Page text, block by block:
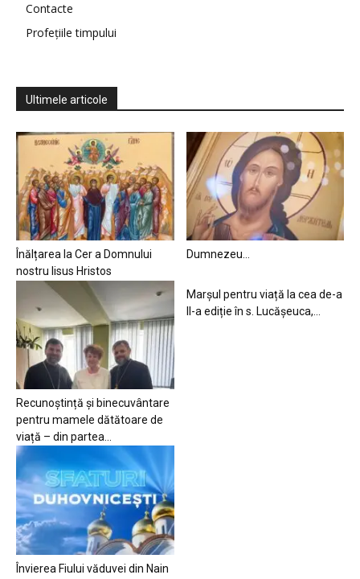
Contacte
Profețiile timpului
Ultimele articole
Înălțarea la Cer a Domnului
nostru Iisus Hristos
Dumnezeu…
Recunoștință și binecuvântare
pentru mamele dătătoare de
viață – din partea...
Marșul pentru viață la cea de-a
II-a ediție în s. Lucășeuca,...
Învierea Fiului văduvei din Nain